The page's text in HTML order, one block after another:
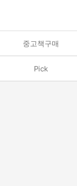
중고책구매
Pick